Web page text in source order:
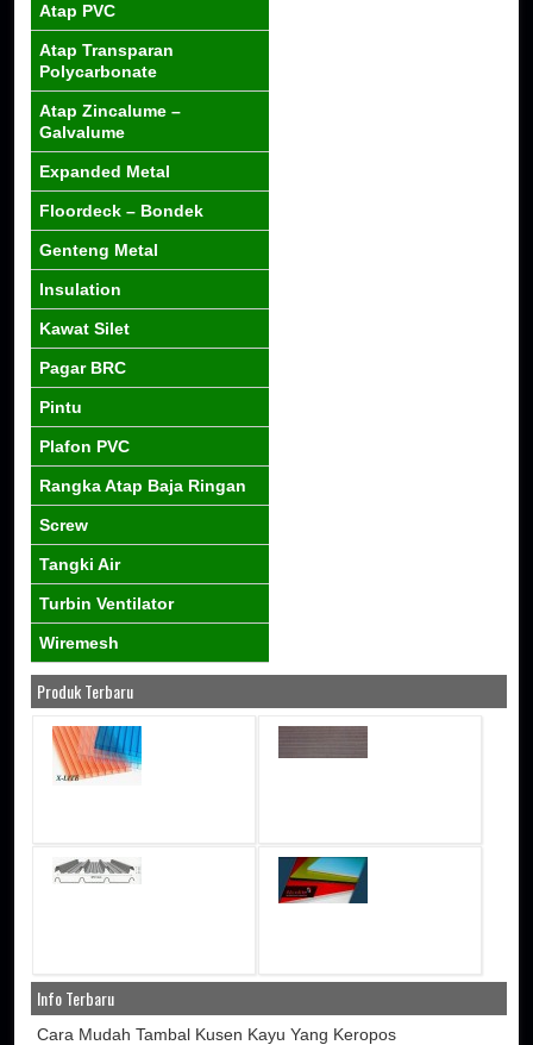
Atap PVC
Atap Transparan
Polycarbonate
Atap Zincalume –
Galvalume
Expanded Metal
Floordeck – Bondek
Genteng Metal
Insulation
Kawat Silet
Pagar BRC
Pintu
Plafon PVC
Rangka Atap Baja Ringan
Screw
Tangki Air
Turbin Ventilator
Wiremesh
Produk Terbaru
Info Terbaru
Cara Mudah Tambal Kusen Kayu Yang Keropos